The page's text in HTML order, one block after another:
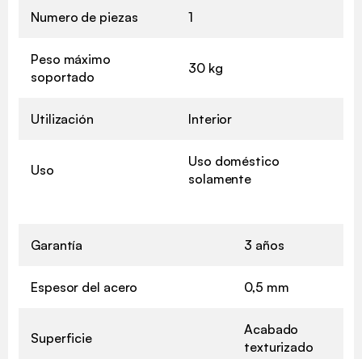
Numero de piezas 1
Peso máximo
soportado
30 kg
Utilización Interior
Uso
Uso doméstico
solamente
Garantía 3 años
Espesor del acero 0,5 mm
Superficie
Acabado
texturizado